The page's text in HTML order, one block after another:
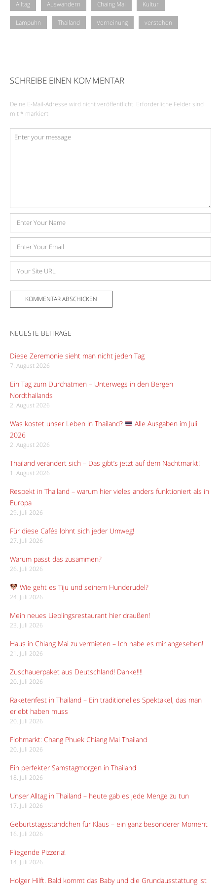
Alltag Auswandern Chaing Mai Kultur
Lampuhn Thailand Verneinung verstehen
SCHREIBE EINEN KOMMENTAR
Deine E-Mail-Adresse wird nicht veröffentlicht. Erforderliche Felder sind
mit * markiert
Kommentar
Name
Mail-
Website
NEUESTE BEITRÄGE
Diese Zeremonie sieht man nicht jeden Tag
7. August 2026
Ein Tag zum Durchatmen – Unterwegs in den Bergen
Nordthailands
2. August 2026
Was kostet unser Leben in Thailand?
Alle Ausgaben im Juli
2026
2. August 2026
Thailand verändert sich – Das gibt’s jetzt auf dem Nachtmarkt!
1. August 2026
Respekt in Thailand – warum hier vieles anders funktioniert als in
Europa
29. Juli 2026
Für diese Cafés lohnt sich jeder Umweg!
27. Juli 2026
Warum passt das zusammen?
26. Juli 2026
Wie geht es Tiju und seinem Hunderudel?
24. Juli 2026
Mein neues Lieblingsrestaurant hier draußen!
23. Juli 2026
Haus in Chiang Mai zu vermieten – Ich habe es mir angesehen!
21. Juli 2026
Zuschauerpaket aus Deutschland! Danke!!!!
20. Juli 2026
Raketenfest in Thailand – Ein traditionelles Spektakel, das man
erlebt haben muss
20. Juli 2026
Flohmarkt: Chang Phuek Chiang Mai Thailand
20. Juli 2026
Ein perfekter Samstagmorgen in Thailand
18. Juli 2026
Unser Alltag in Thailand – heute gab es jede Menge zu tun
17. Juli 2026
Geburtstagsständchen für Klaus – ein ganz besonderer Moment
16. Juli 2026
Fliegende Pizzeria!
14. Juli 2026
Holger Hilft. Bald kommt das Baby und die Grundausstattung ist